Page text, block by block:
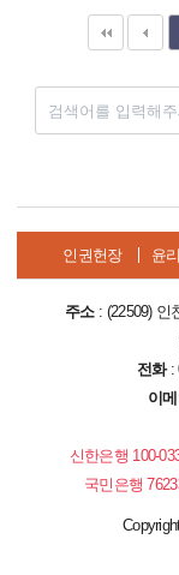
인권헌장 윤
주소: (22509) 인
전화:
이
신한은행 100-
국민은행